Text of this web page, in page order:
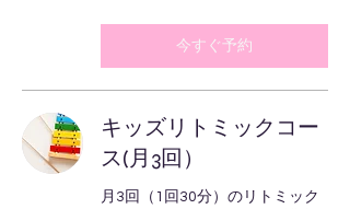
今すぐ予約
キッズリトミックコー
ス(月3回）
月3回（1回30分）のリトミック